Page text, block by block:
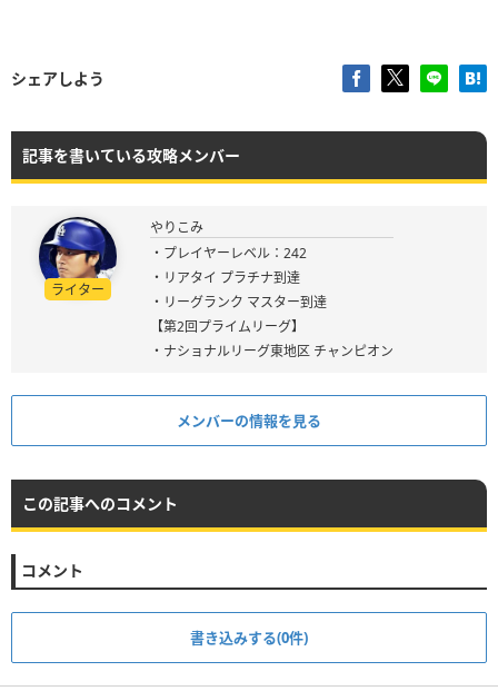
シェアしよう
記事を書いている攻略メンバー
ライター
やりこみ
・プレイヤーレベル：242
・リアタイ プラチナ到達
・リーグランク マスター到達
【第2回プライムリーグ】
・ナショナルリーグ東地区 チャンピオン
メンバーの情報を見る
この記事へのコメント
コメント
書き込みする(0件)